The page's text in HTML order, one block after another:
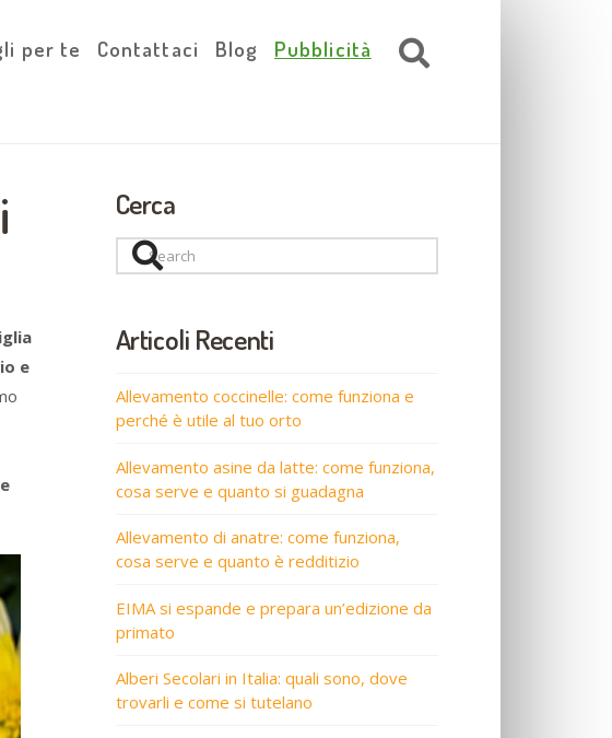
per te Contattaci Blog Pubblicità
e
Cerca
Search
Articoli Recenti
Allevamento coccinelle: come funziona e
perché è utile al tuo orto
Allevamento asine da latte: come funziona,
cosa serve e quanto si guadagna
Allevamento di anatre: come funziona,
cosa serve e quanto è redditizio
EIMA si espande e prepara un’edizione da
primato
Alberi Secolari in Italia: quali sono, dove
trovarli e come si tutelano